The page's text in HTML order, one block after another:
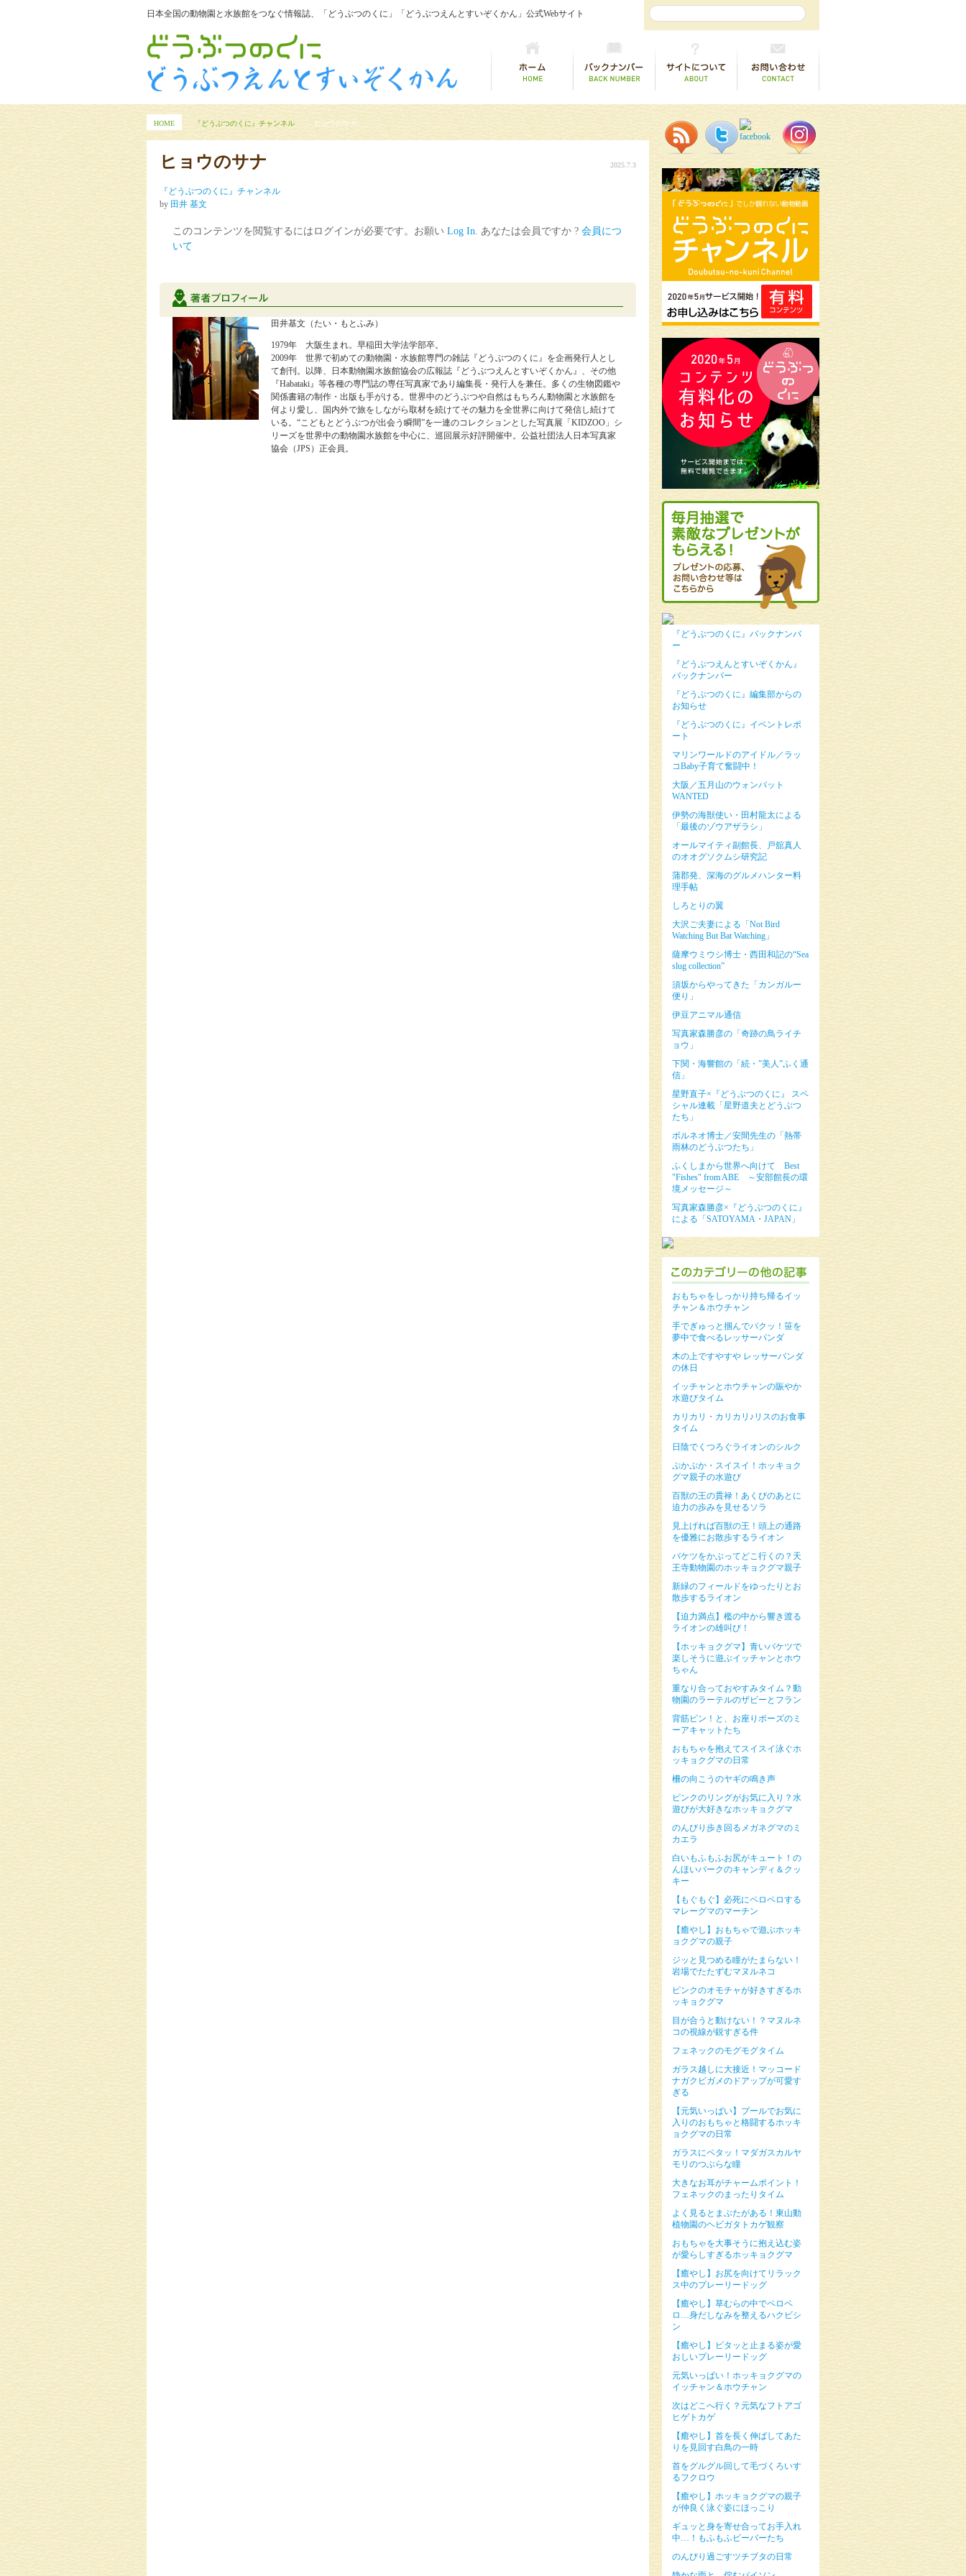
日本全国の動物園と水族館をつなぐ情報誌、「どうぶつのくに」「どうぶつえんとすいぞくかん」公式Webサイト
HOME 『どうぶつのくに』チャンネル ヒョウのサナ
ヒョウのサナ 2025.7.3
『どうぶつのくに』チャンネル
by 田井 基文
このコンテンツを閲覧するにはログインが必要です。お願い Log In. あなたは会員ですか ? 会員につ
いて
田井基文（たい・もとふみ）
1979年 大阪生まれ。早稲田大学法学部卒。
2009年 世界で初めての動物園・水族館専門の雑誌『どうぶつのくに』を企画発行人とし
て創刊。以降、日本動物園水族館協会の広報誌『どうぶつえんとすいぞくかん』、その他
『Habataki』等各種の専門誌の専任写真家であり編集長・発行人を兼任。多くの生物図鑑や
関係書籍の制作・出版も手がける。世界中のどうぶつや自然はもちろん動物園と水族館を
何より愛し、国内外で旅をしながら取材を続けてその魅力を全世界に向けて発信し続けて
いる。“こどもとどうぶつが出会う瞬間”を一連のコレクションとした写真展「KIDZOO」シ
リーズを世界中の動物園水族館を中心に、巡回展示好評開催中。公益社団法人日本写真家
協会（JPS）正会員。
『どうぶつのくに』バックナンバ
ー
『どうぶつえんとすいぞくかん』
バックナンバー
『どうぶつのくに』編集部からの
お知らせ
『どうぶつのくに』イベントレポ
ート
マリンワールドのアイドル／ラッ
コBaby子育て奮闘中！
大阪／五月山のウォンバット
WANTED
伊勢の海獣使い・田村龍太による
「最後のゾウアザラシ」
オールマイティ副館長、戸舘真人
のオオグソクムシ研究記
蒲郡発、深海のグルメハンター料
理手帖
しろとりの翼
大沢ご夫妻による「Not Bird
Watching But Bat Watching」
薩摩ウミウシ博士・西田和記の“Sea
slug collection”
須坂からやってきた「カンガルー
便り」
伊豆アニマル通信
写真家森勝彦の「奇跡の鳥ライチ
ョウ」
下関・海響館の「続・”美人”ふく通
信」
星野直子×『どうぶつのくに』 スペ
シャル連載「星野道夫とどうぶつ
たち」
ボルネオ博士／安間先生の「熱帯
雨林のどうぶつたち」
ふくしまから世界へ向けて Best
"Fishes" from ABE ～安部館長の環
境メッセージ～
写真家森勝彦×『どうぶつのくに』
による「SATOYAMA・JAPAN」
おもちゃをしっかり持ち帰るイッ
チャン＆ホウチャン
手でぎゅっと掴んでパクッ！笹を
夢中で食べるレッサーパンダ
木の上ですやすや レッサーパンダ
の休日
イッチャンとホウチャンの賑やか
水遊びタイム
カリカリ・カリカリ♪リスのお食事
タイム
日陰でくつろぐライオンのシルク
ぷかぷか・スイスイ！ホッキョク
グマ親子の水遊び
百獣の王の貫禄！あくびのあとに
迫力の歩みを見せるソラ
見上げれば百獣の王！頭上の通路
を優雅にお散歩するライオン
バケツをかぶってどこ行くの？天
王寺動物園のホッキョクグマ親子
新緑のフィールドをゆったりとお
散歩するライオン
【迫力満点】檻の中から響き渡る
ライオンの雄叫び！
【ホッキョクグマ】青いバケツで
楽しそうに遊ぶイッチャンとホウ
ちゃん
重なり合っておやすみタイム？動
物園のラーテルのザビーとフラン
背筋ピン！と、お座りポーズのミ
ーアキャットたち
おもちゃを抱えてスイスイ泳ぐホ
ッキョクグマの日常
柵の向こうのヤギの鳴き声
ピンクのリングがお気に入り？水
遊びが大好きなホッキョクグマ
のんびり歩き回るメガネグマのミ
カエラ
白いもふもふお尻がキュート！の
んほいパークのキャンディ＆クッ
キー
【もぐもぐ】必死にペロペロする
マレーグマのマーチン
【癒やし】おもちゃで遊ぶホッキ
ョクグマの親子
ジッと見つめる瞳がたまらない！
岩場でたたずむマヌルネコ
ピンクのオモチャが好きすぎるホ
ッキョクグマ
目が合うと動けない！？マヌルネ
コの視線が鋭すぎる件
フェネックのモグモグタイム
ガラス越しに大接近！マッコード
ナガクビガメのドアップが可愛す
ぎる
【元気いっぱい】プールでお気に
入りのおもちゃと格闘するホッキ
ョクグマの日常
ガラスにペタッ！マダガスカルヤ
モリのつぶらな瞳
大きなお耳がチャームポイント！
フェネックのまったりタイム
よく見るとまぶたがある！東山動
植物園のヘビガタトカゲ観察
おもちゃを大事そうに抱え込む姿
が愛らしすぎるホッキョクグマ
【癒やし】お尻を向けてリラック
ス中のプレーリードッグ
【癒やし】草むらの中でペロペ
ロ…身だしなみを整えるハクビシ
ン
【癒やし】ピタッと止まる姿が愛
おしいプレーリードッグ
元気いっぱい！ホッキョクグマの
イッチャン＆ホウチャン
次はどこへ行く？元気なフトアゴ
ヒゲトカゲ
【癒やし】首を長く伸ばしてあた
りを見回す白鳥の一時
首をグルグル回して毛づくろいす
るフクロウ
【癒やし】ホッキョクグマの親子
が仲良く泳ぐ姿にほっこり
ギュッと身を寄せ合ってお手入れ
中…！もふもふビーバーたち
のんびり過ごすツチブタの日常